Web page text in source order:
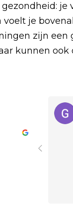
je
je
zijn een
kunnen ook